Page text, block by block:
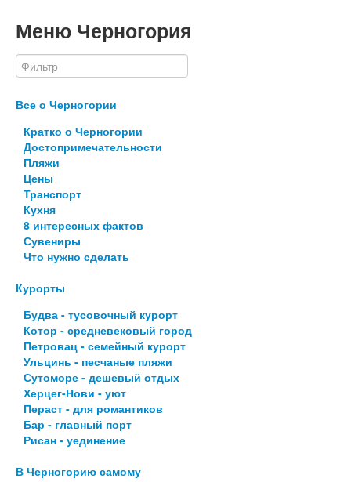
Меню Черногория
Все о Черногории
Кратко о Черногории
Достопримечательности
Пляжи
Цены
Транспорт
Кухня
8 интересных фактов
Сувениры
Что нужно сделать
Курорты
Будва - тусовочный курорт
Котор - средневековый город
Петровац - семейный курорт
Ульцинь - песчаные пляжи
Сутоморе - дешевый отдых
Херцег-Нови - уют
Пераст - для романтиков
Бар - главный порт
Рисан - уединение
В Черногорию самому